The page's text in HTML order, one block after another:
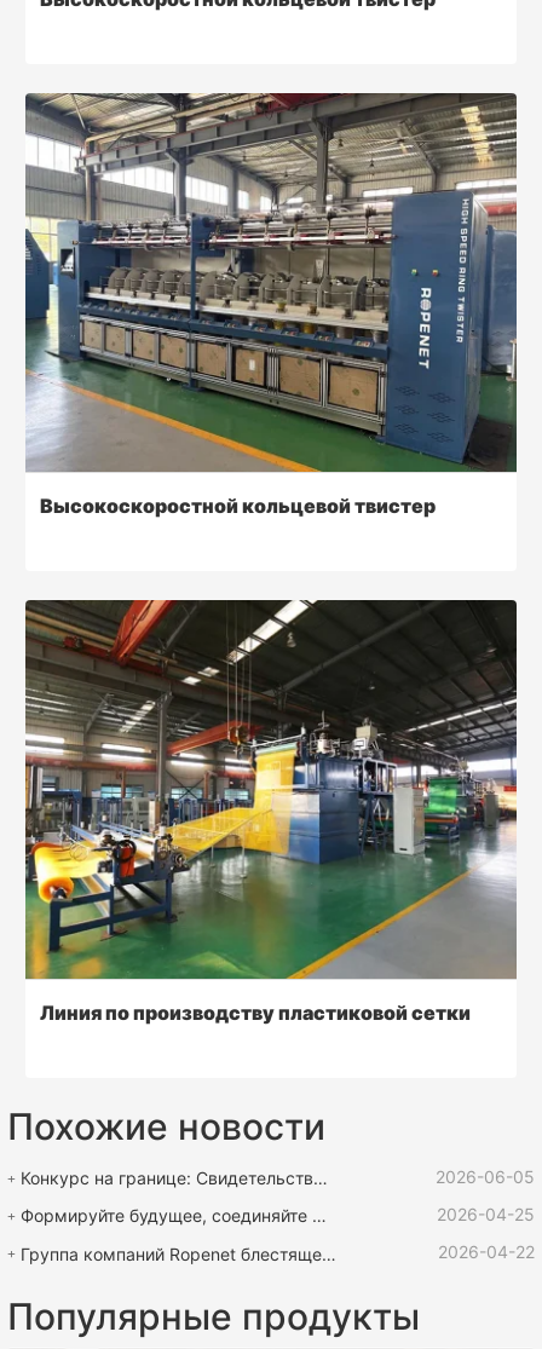
Высокоскоростной кольцевой твистер
Линия по производству пластиковой сетки
Похожие новости
Конкурс на границе: Свидетельство силы | Оборудование ROPENET поддерживает соревнования по веревке «Кубок Лу Чжэнь Спаса»
2026-06-05
Формируйте будущее, соединяйте мир | Международная выставка пластмасс и каучука ROPENET 2026 подходит к концу!
2026-04-25
Группа компаний Ropenet блестяще выступила на Шанхайской международной выставке резины и пластмасс и вернулась, полная возможностей для расширения глобального бизнеса.
2026-04-22
Популярные продукты